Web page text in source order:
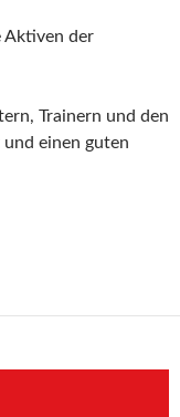
Aktiven der
Trainern und den
einen guten